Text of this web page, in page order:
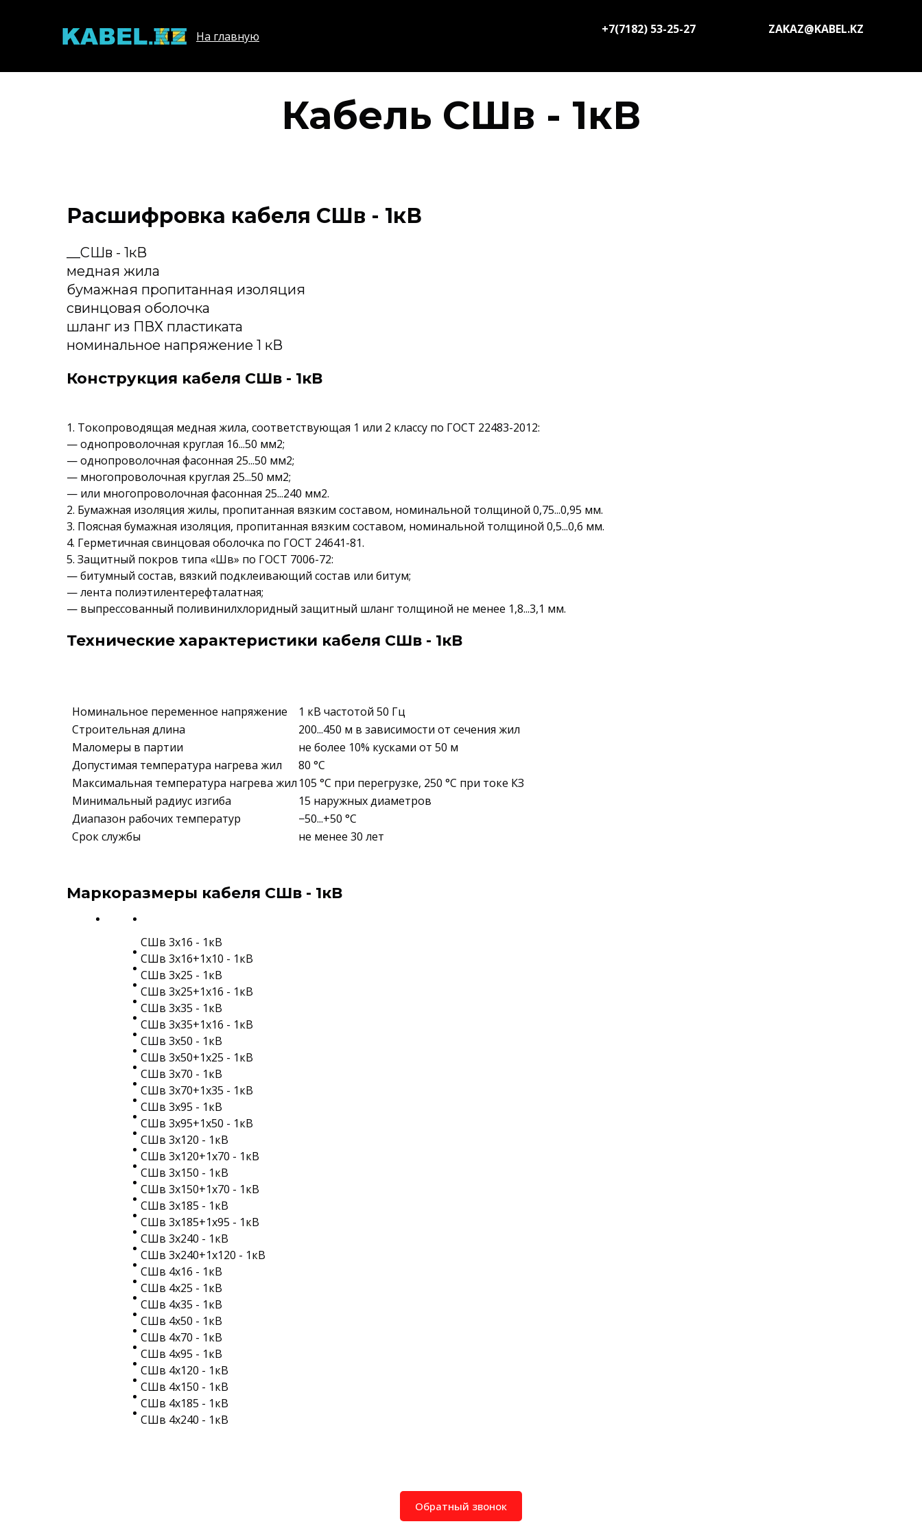
На главную +7(7182) 53-25-27 ZAKAZ@KABEL.KZ
Кабель СШв - 1кВ
Расшифровка кабеля СШв - 1кВ
__СШв - 1кВ
медная жила
бумажная пропитанная изоляция
свинцовая оболочка
шланг из ПВХ пластиката
номинальное напряжение 1 кВ
Конструкция кабеля СШв - 1кВ
1. Токопроводящая медная жила, соответствующая 1 или 2 классу по ГОСТ 22483-2012:
— однопроволочная круглая 16...50 мм2;
— однопроволочная фасонная 25...50 мм2;
— многопроволочная круглая 25...50 мм2;
— или многопроволочная фасонная 25...240 мм2.
2. Бумажная изоляция жилы, пропитанная вязким составом, номинальной толщиной 0,75...0,95 мм.
3. Поясная бумажная изоляция, пропитанная вязким составом, номинальной толщиной 0,5...0,6 мм.
4. Герметичная свинцовая оболочка по ГОСТ 24641-81.
5. Защитный покров типа «Шв» по ГОСТ 7006-72:
— битумный состав, вязкий подклеивающий состав или битум;
— лента полиэтилентерефталатная;
— выпрессованный поливинилхлоридный защитный шланг толщиной не менее 1,8...3,1 мм.
Технические характеристики кабеля СШв - 1кВ
Номинальное переменное напряжение
1 кВ частотой 50 Гц
Строительная длина
200...450 м в зависимости от сечения жил
Маломеры в партии
не более 10% кусками от 50 м
Допустимая температура нагрева жил
80 °C
Максимальная температура нагрева жил 105 °C при перегрузке, 250 °C при токе КЗ
Минимальный радиус изгиба
15 наружных диаметров
Диапазон рабочих температур
−50...+50 °C
Срок службы
не менее 30 лет
Маркоразмеры кабеля СШв - 1кВ
СШв 3х16 - 1кВ
СШв 3х16+1х10 - 1кВ
СШв 3х25 - 1кВ
СШв 3х25+1х16 - 1кВ
СШв 3х35 - 1кВ
СШв 3х35+1х16 - 1кВ
СШв 3х50 - 1кВ
СШв 3х50+1х25 - 1кВ
СШв 3х70 - 1кВ
СШв 3х70+1х35 - 1кВ
СШв 3х95 - 1кВ
СШв 3х95+1х50 - 1кВ
СШв 3х120 - 1кВ
СШв 3х120+1х70 - 1кВ
СШв 3х150 - 1кВ
СШв 3х150+1х70 - 1кВ
СШв 3х185 - 1кВ
СШв 3х185+1х95 - 1кВ
СШв 3х240 - 1кВ
СШв 3х240+1х120 - 1кВ
СШв 4х16 - 1кВ
СШв 4х25 - 1кВ
СШв 4х35 - 1кВ
СШв 4х50 - 1кВ
СШв 4х70 - 1кВ
СШв 4х95 - 1кВ
СШв 4х120 - 1кВ
СШв 4х150 - 1кВ
СШв 4х185 - 1кВ
СШв 4х240 - 1кВ
Обратный звонок